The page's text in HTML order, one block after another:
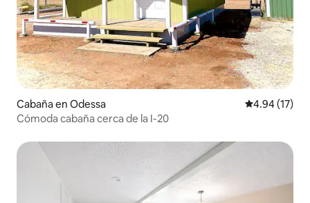
Cabaña en Odessa Calificación
4.94 (17)
Cómoda cabaña cerca de la I-20